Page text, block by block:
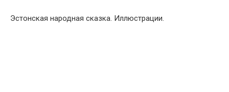
Эстонская народная сказка. Иллюстрации.